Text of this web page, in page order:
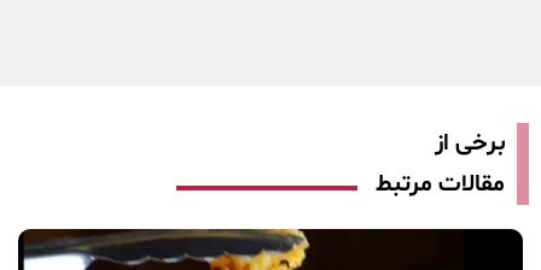
برخی از
مقالات مرتبط